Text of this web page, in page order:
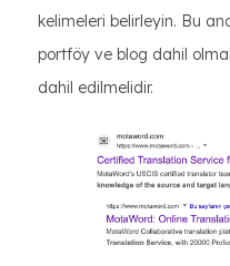
kelimeleri belirleyin. Bu
portföy ve blog dahil
dahil edilmelidir.